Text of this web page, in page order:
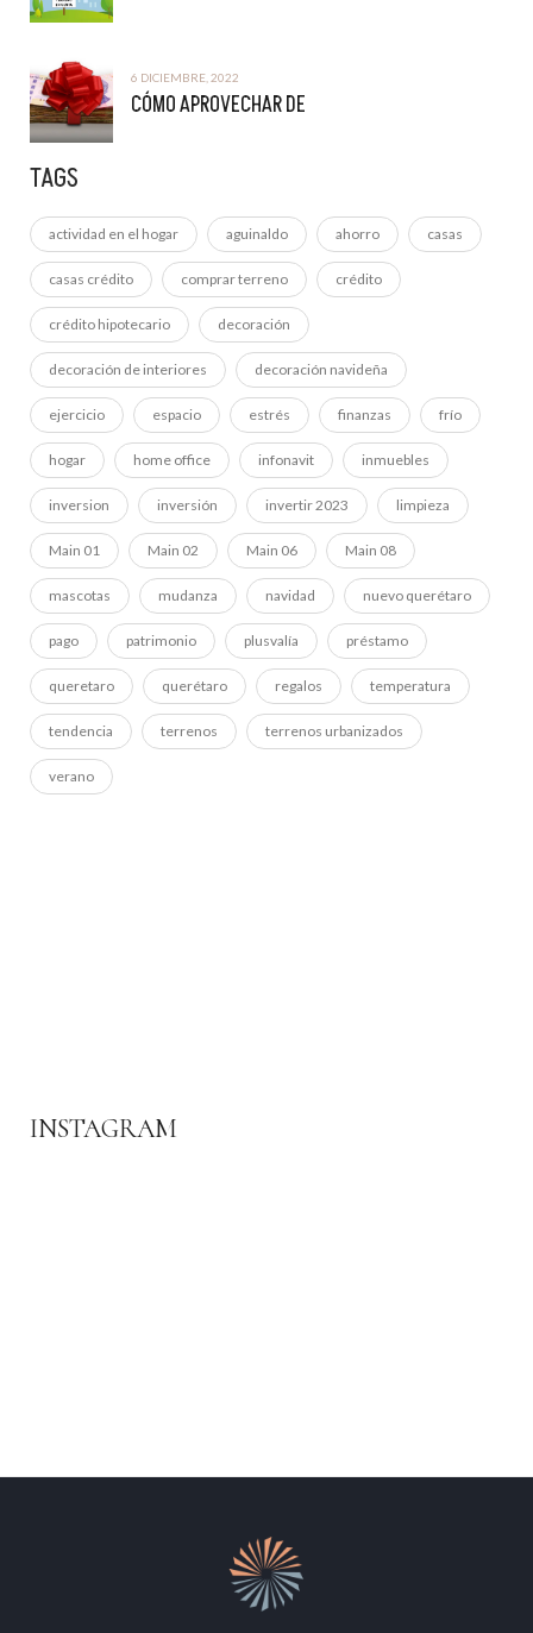
6 DICIEMBRE, 2022
CÓMO APROVECHAR DE
TAGS
actividad en el hogar aguinaldo ahorro casas
casas crédito comprar terreno crédito
crédito hipotecario decoración
decoración de interiores decoración navideña
ejercicio espacio estrés finanzas frío
hogar home office infonavit inmuebles
inversion inversión invertir 2023 limpieza
Main 01 Main 02 Main 06 Main 08
mascotas mudanza navidad nuevo querétaro
pago patrimonio plusvalía préstamo
queretaro querétaro regalos temperatura
tendencia terrenos terrenos urbanizados
verano
INSTAGRAM